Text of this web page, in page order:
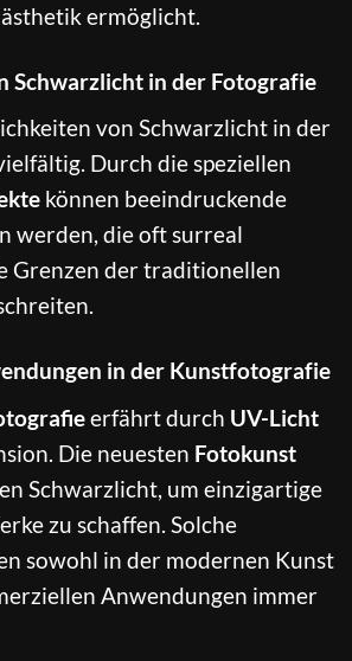
ermöglicht.
Schwarzlicht in der Fotografie
von Schwarzlicht in der
Durch die speziellen
können beeindruckende
werden, die oft surreal
Grenzen der traditionellen
in der Kunstfotografie
erfährt durch UV-Licht
Die neuesten Fotokunst
Schwarzlicht, um einzigartige
zu schaffen. Solche
sowohl in der modernen Kunst
Anwendungen immer